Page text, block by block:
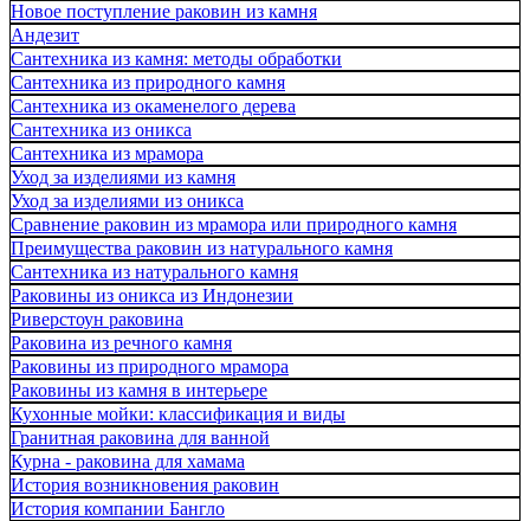
Новое поступление раковин из камня
Андезит
Сантехника из камня: методы обработки
Сантехника из природного камня
Сантехника из окаменелого дерева
Сантехника из оникса
Сантехника из мрамора
Уход за изделиями из камня
Уход за изделиями из оникса
Сравнение раковин из мрамора или природного камня
Преимущества раковин из натурального камня
Сантехника из натурального камня
Раковины из оникса из Индонезии
Риверстоун раковина
Раковина из речного камня
Раковины из природного мрамора
Раковины из камня в интерьере
Кухонные мойки: классификация и виды
Гранитная раковина для ванной
Курна - раковина для хамама
История возникновения раковин
История компании Бангло